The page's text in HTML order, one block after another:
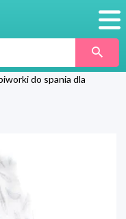
do spania dla